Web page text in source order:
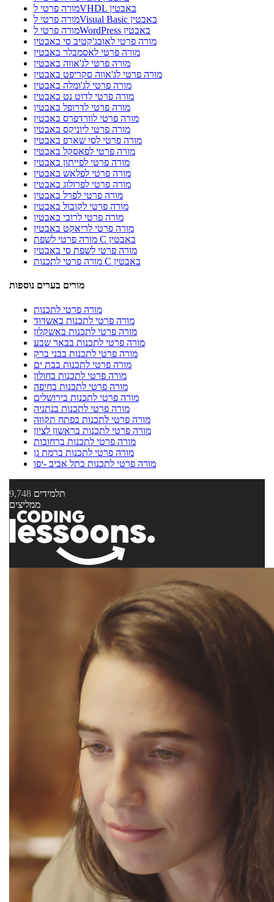
מורה פרטי לVHDL באבטין
מורה פרטי לVisual Basic באבטין
מורה פרטי לWordPress באבטין
מורה פרטי לאובג'קטיב סי באבטין
מורה פרטי לאסמבלר באבטין
מורה פרטי לג'אווה באבטין
מורה פרטי לג'אווה סקריפט באבטין
מורה פרטי לג'ומלה באבטין
מורה פרטי לדוט נט באבטין
מורה פרטי לדרופל באבטין
מורה פרטי לוורדפרס באבטין
מורה פרטי ליוניקס באבטין
מורה פרטי לסי שארפ באבטין
מורה פרטי לפאסקל באבטין
מורה פרטי לפייתון באבטין
מורה פרטי לפלאש באבטין
מורה פרטי לפרולוג באבטין
מורה פרטי לפרל באבטין
מורה פרטי לקובול באבטין
מורה פרטי לרובי באבטין
מורה פרטי לריאקט באבטין
מורה פרטי לשפת C באבטין
מורה פרטי לשפת סי באבטין
מורה פרטי לתכנות C באבטין
מורים בערים נוספות
מורה פרטי לתכנות
מורה פרטי לתכנות באשדוד
מורה פרטי לתכנות באשקלון
מורה פרטי לתכנות בבאר שבע
מורה פרטי לתכנות בבני ברק
מורה פרטי לתכנות בבת ים
מורה פרטי לתכנות בחולון
מורה פרטי לתכנות בחיפה
מורה פרטי לתכנות בירושלים
מורה פרטי לתכנות בנתניה
מורה פרטי לתכנות בפתח תקווה
מורה פרטי לתכנות בראשון לציון
מורה פרטי לתכנות ברחובות
מורה פרטי לתכנות ברמת גן
מורה פרטי לתכנות בתל אביב -יפו
9,748 תלמידים
ממליצים